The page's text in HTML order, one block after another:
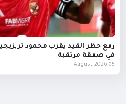
رفع حظر القيد يقرب محمود
في صفقة مرتقبة
05 August, 2026